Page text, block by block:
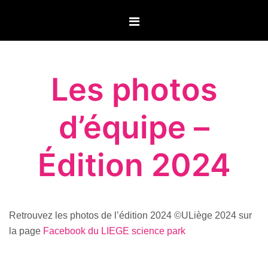
Les photos
d’équipe –
Édition 2024
Retrouvez les photos de l’édition 2024 ©ULiège 2024 sur
la page Facebook du LIEGE science park